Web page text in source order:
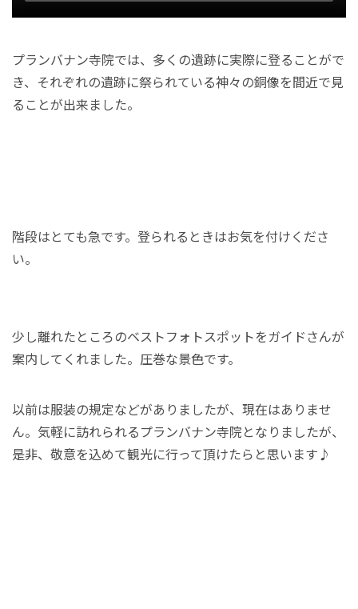
プランバナン寺院では、多くの遺跡に実際に登ることがで
き、それぞれの遺跡に祭られている神々の銅像を間近で見
ることが出来ました。
階段はとても急です。登られるときはお気を付けくださ
い。
少し離れたところのベストフォトスポットをガイドさんが
案内してくれました。圧巻な景色です。
以前は服装の規定などがありましたが、現在はありませ
ん。気軽に訪れられるプランバナン寺院となりましたが、
是非、敬意を込めて観光に行って頂けたらと思います♪